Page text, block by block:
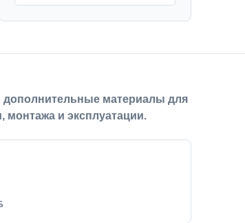
дополнительные материалы для
монтажа и эксплуатации.